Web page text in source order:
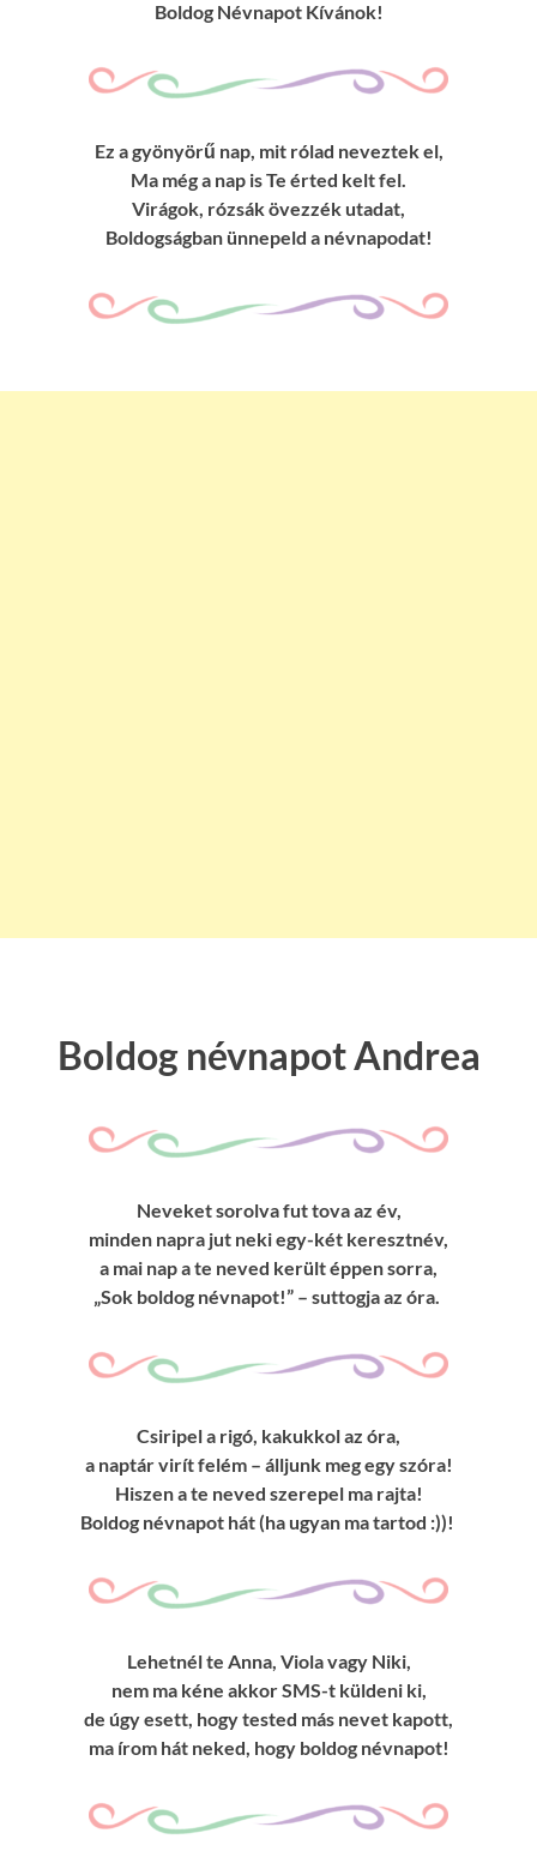
Boldog Névnapot Kívánok!
Ez a gyönyörű nap, mit rólad neveztek el,
Ma még a nap is Te érted kelt fel.
Virágok, rózsák övezzék utadat,
Boldogságban ünnepeld a névnapodat!
Boldog névnapot Andrea
Neveket sorolva fut tova az év,
minden napra jut neki egy-két keresztnév,
a mai nap a te neved került éppen sorra,
„Sok boldog névnapot!” – suttogja az óra.
Csiripel a rigó, kakukkol az óra,
a naptár virít felém – álljunk meg egy szóra!
Hiszen a te neved szerepel ma rajta!
Boldog névnapot hát (ha ugyan ma tartod :))!
Lehetnél te Anna, Viola vagy Niki,
nem ma kéne akkor SMS-t küldeni ki,
de úgy esett, hogy tested más nevet kapott,
ma írom hát neked, hogy boldog névnapot!